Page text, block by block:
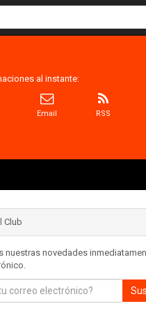
al instante:
Email RSS
Club
nuestras novedades